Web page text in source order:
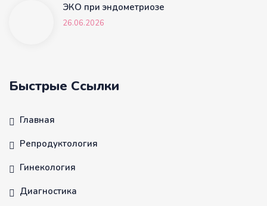
ЭКО при эндометриозе
26.06.2026
Быстрые Ссылки
Главная
Репродуктология
Гинекология
Диагностика